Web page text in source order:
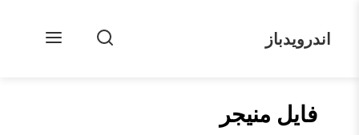
اندرویدباز
فایل منیجر